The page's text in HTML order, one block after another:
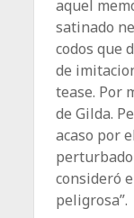
aquel
satinado
codos que
de
tease. Por
de Gilda.
acaso por
consideró
peligrosa”.